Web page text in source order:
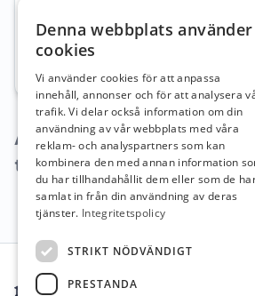
Organisationsnummer
Arbetsgivaren har inga
tillfället.
Sidfot
Denna webbplats använder
cookies
Vi använder cookies för att anpassa
innehåll, annonser och för att analysera
trafik. Vi delar också information om din
användning av vår webbplats med våra
reklam- och analyspartners som kan
kombinera den med annan information
du har tillhandahållit dem eller som de
samlat in från din användning av deras
tjänster. Integritetspolicy
STRIKT NÖDVÄNDIGT
PRESTANDA